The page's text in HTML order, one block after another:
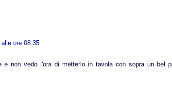
ore 08:35
e non vedo l'ora di metterlo in tavola con sopra un bel